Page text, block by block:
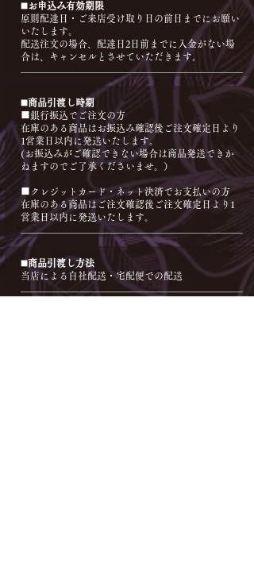
◼️お申込み有効期限
原則配達日・ご来店受け取り日の前日までにお願い
いたします。
配送注文の場合、配達日2日前までに入金がない場
合は、キャンセルとさせていただきます。
◼️商品引渡し時期
■銀行振込でご注文の方
在庫のある商品はお振込み確認後ご注文確定日より
1営業日以内に発送いたします。
(お振込みがご確認できない場合は商品発送できか
ねますのでご了承くださいませ。）
■クレジットカード・ネット決済でお支払いの方
在庫のある商品はご注文確認後ご注文確定日より1
営業日以内に発送いたします。
◼️商品引渡し方法
当店による自社配送・宅配便での配送